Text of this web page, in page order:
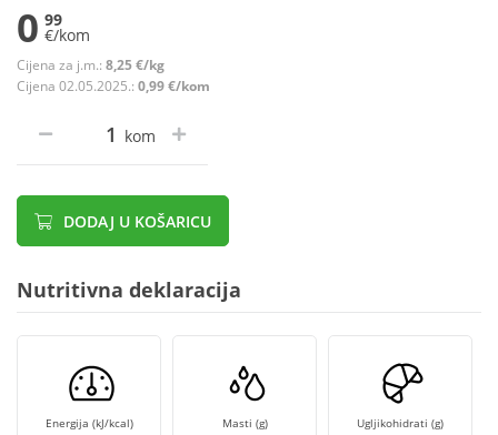
0 99
€/kom
Cijena za j.m.: 8,25 €/kg
Cijena 02.05.2025.: 0,99 €/kom
kom
DODAJ U KOŠARICU
Nutritivna deklaracija
Energija (kJ/kcal) Masti (g) Ugljikohidrati (g)